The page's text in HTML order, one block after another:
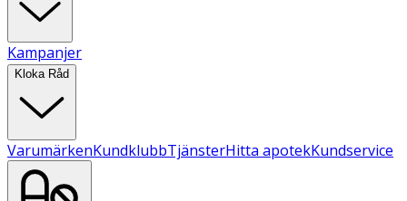
Kampanjer
Kloka Råd
VarumärkenKundklubbTjänsterHitta apotekKundservice